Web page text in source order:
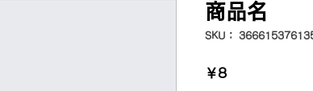
商品名
SKU：
￥8価